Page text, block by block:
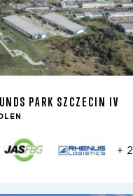
PARK SZCZECIN IV
+ 2